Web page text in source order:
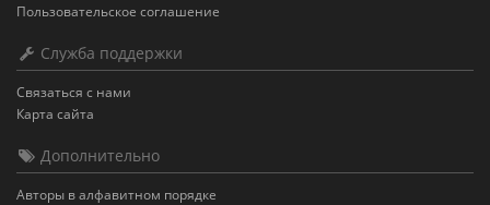
Пользовательское соглашение
Служба поддержки
Связаться с нами
Карта сайта
Дополнительно
Авторы в алфавитном порядке